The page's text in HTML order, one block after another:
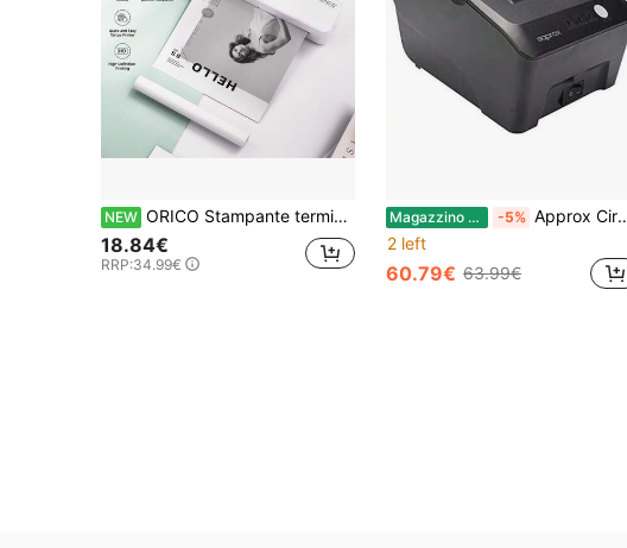
NEW ORICO Stampante termica portatile A4 - Batteria integrata, compatibile con carta da 216MM-56MM di larghezza, senza inchiostro, leggera e mini, adatta per casa, ufficio e viaggi
18.84€
RRP:34.99€
Magazzino EU -5% Approx Circa, Monocromatico, Stampante per biglietti appPOS58MU USB
2 left
60.79€ 63.99€